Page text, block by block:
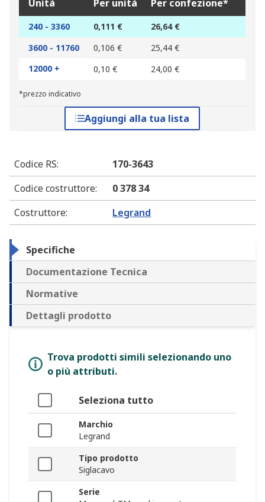
Unità Per unità Per confezione*
240 - 3360 0,111 €
26,64 €
3600 - 11760
0,106 €
25,44 €
12000 +
0,10 € 24,00 €
*prezzo indicativo
Aggiungi alla tua lista
Codice RS:
170-3643
Codice costruttore:
0 378 34
Costruttore: Legrand
Specifiche
Documentazione Tecnica
Normative
Dettagli prodotto
Trova prodotti simili selezionando uno
o più attributi.
Seleziona tutto
Marchio
Legrand
Tipo prodotto
Siglacavo
Serie